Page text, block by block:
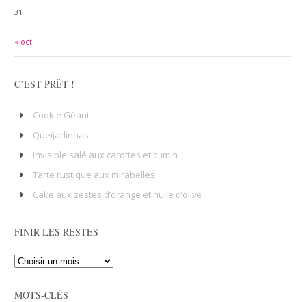
« oct
31
C’EST PRÊT !
Cookie Géant
Queijadinhas
Invisible salé aux carottes et cumin
Tarte rustique aux mirabelles
Cake aux zestes d’orange et huile d’olive
FINIR LES RESTES
MOTS-CLÉS